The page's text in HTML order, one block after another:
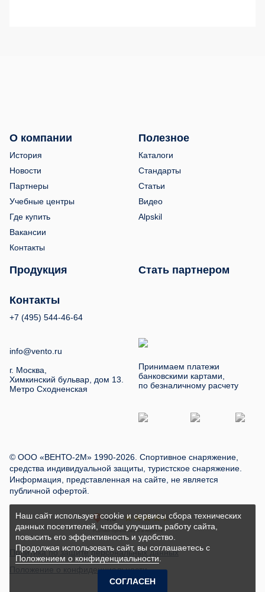
О компании
История
Новости
Партнеры
Учебные центры
Где купить
Вакансии
Контакты
Полезное
Каталоги
Стандарты
Статьи
Видео
Alpskil
Продукция Стать партнером
Контакты
+7 (495) 544-46-64
info@vento.ru
г. Москва,
Химкинский бульвар, дом 13.
Метро Сходненская
Принимаем платежи
банковскими картами,
по безналичному расчету
© ООО «ВЕНТО-2М» 1990-2026. Спортивное снаряжение,
средства индивидуальной защиты, туристское снаряжение.
Информация, представленная на сайте, не является
публичной офертой.
Политика по защите персональных данных
Положение о конфиденциальности
Наш сайт использует cookie и сервисы сбора технических
данных посетителей, чтобы улучшить работу сайта,
повысить его эффективность и удобство.
Продолжая использовать сайт, вы соглашаетесь с
Положением о конфиденциальности.
СОГЛАСЕН